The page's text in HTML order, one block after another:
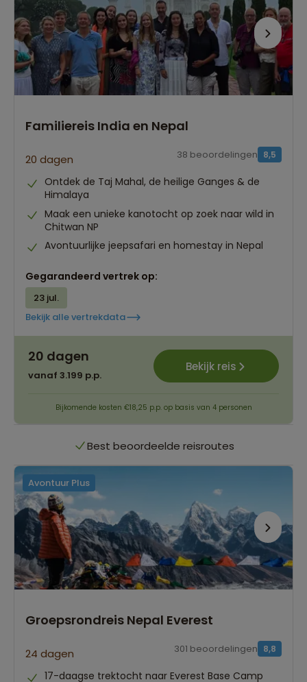
Familiereis India en Nepal
20 dagen 8,5
38 beoordelingen
Ontdek de Taj Mahal, de heilige Ganges & de
Himalaya
Maak een unieke kanotocht op zoek naar wild in
Chitwan NP
Avontuurlijke jeepsafari en homestay in Nepal
Gegarandeerd vertrek op:
23 jul.
Bekijk alle vertrekdata
20 dagen
vanaf 3.199 p.p.
Bekijk reis
Bijkomende kosten €18,25 p.p. op basis van 4 personen
Best beoordeelde reisroutes
Het grootste reisaanbod
Persoonlijk én deskundig reisadvies
Best beoordeelde reisroutes
Het grootste reisaanbod
Persoonlijk én deskundig reisadvies
Best beoordeelde reisroutes
Avontuur Plus
Groepsrondreis Nepal Everest
24 dagen 8,8
301 beoordelingen
17-daagse trektocht naar Everest Base Camp